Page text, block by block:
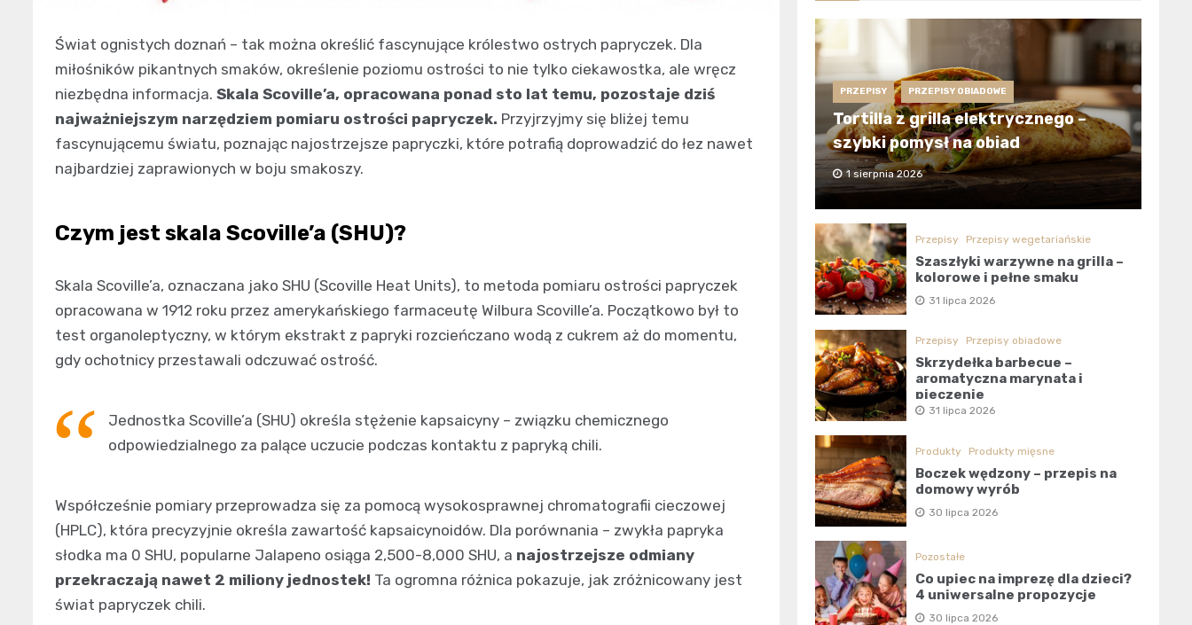
Świat ognistych doznań – tak można określić fascynujące królestwo ostrych papryczek. Dla
miłośników pikantnych smaków, określenie poziomu ostrości to nie tylko ciekawostka, ale wręcz
niezbędna informacja. Skala Scoville’a, opracowana ponad sto lat temu, pozostaje dziś
najważniejszym narzędziem pomiaru ostrości papryczek. Przyjrzyjmy się bliżej temu
fascynującemu światu, poznając najostrzejsze papryczki, które potrafią doprowadzić do łez nawet
najbardziej zaprawionych w boju smakoszy.
Czym jest skala Scoville’a (SHU)?
Skala Scoville’a, oznaczana jako SHU (Scoville Heat Units), to metoda pomiaru ostrości papryczek
opracowana w 1912 roku przez amerykańskiego farmaceutę Wilbura Scoville’a. Początkowo był to
test organoleptyczny, w którym ekstrakt z papryki rozcieńczano wodą z cukrem aż do momentu,
gdy ochotnicy przestawali odczuwać ostrość.
Jednostka Scoville’a (SHU) określa stężenie kapsaicyny – związku chemicznego
odpowiedzialnego za palące uczucie podczas kontaktu z papryką chili.
Współcześnie pomiary przeprowadza się za pomocą wysokosprawnej chromatografii cieczowej
(HPLC), która precyzyjnie określa zawartość kapsaicynoidów. Dla porównania – zwykła papryka
słodka ma 0 SHU, popularne Jalapeno osiąga 2,500-8,000 SHU, a najostrzejsze odmiany
przekraczają nawet 2 miliony jednostek! Ta ogromna różnica pokazuje, jak zróżnicowany jest
świat papryczek chili.
PRZEPISY PRZEPISY OBIADOWE
Tortilla z grilla elektrycznego –
szybki pomysł na obiad
1 sierpnia 2026
Przepisy Przepisy wegetariańskie
Szaszłyki warzywne na grilla –
kolorowe i pełne smaku
31 lipca 2026
Przepisy Przepisy obiadowe
Skrzydełka barbecue –
aromatyczna marynata i
pieczenie
31 lipca 2026
Produkty Produkty mięsne
Boczek wędzony – przepis na
domowy wyrób
30 lipca 2026
Pozostałe
Co upiec na imprezę dla dzieci?
4 uniwersalne propozycje
30 lipca 2026